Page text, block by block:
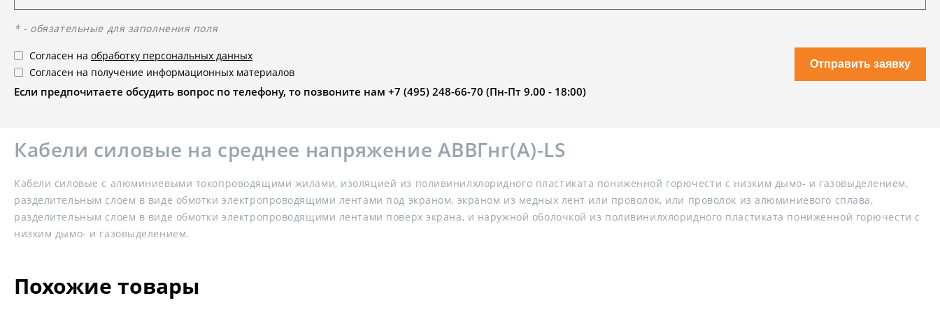
* - обязательные для заполнения поля
Согласен на обработку персональных данных
Согласен на получение информационных материалов
Если предпочитаете обсудить вопрос по телефону, то позвоните нам +7 (495) 248-66-70 (Пн-Пт 9.00 - 18:00)
Отправить заявку
Кабели силовые на среднее напряжение АВВГнг(А)-LS
Кабели силовые с алюминиевыми токопроводящими жилами, изоляцией из поливинилхлоридного пластиката пониженной горючести с низким дымо- и газовыделением,
разделительным слоем в виде обмотки электропроводящими лентами под экраном, экраном из медных лент или проволок, или проволок из алюминиевого сплава,
разделительным слоем в виде обмотки электропроводящими лентами поверх экрана, и наружной оболочкой из поливинилхлоридного пластиката пониженной горючести с
низким дымо- и газовыделением.
Похожие товары